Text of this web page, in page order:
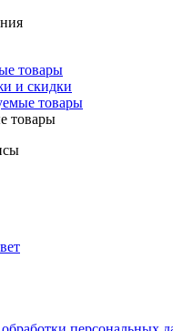
товары
и скидки
товары
товары